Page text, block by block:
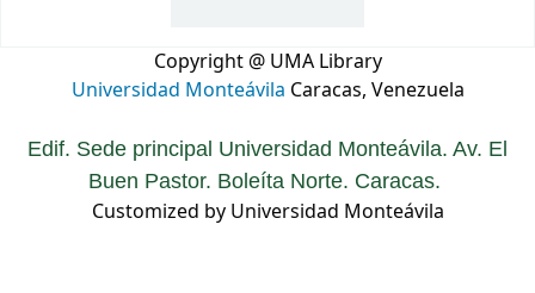
Copyright @ UMA Library
Universidad Monteávila Caracas, Venezuela
Edif. Sede principal Universidad Monteávila. Av. El
Buen Pastor. Boleíta Norte. Caracas.
Customized by Universidad Monteávila